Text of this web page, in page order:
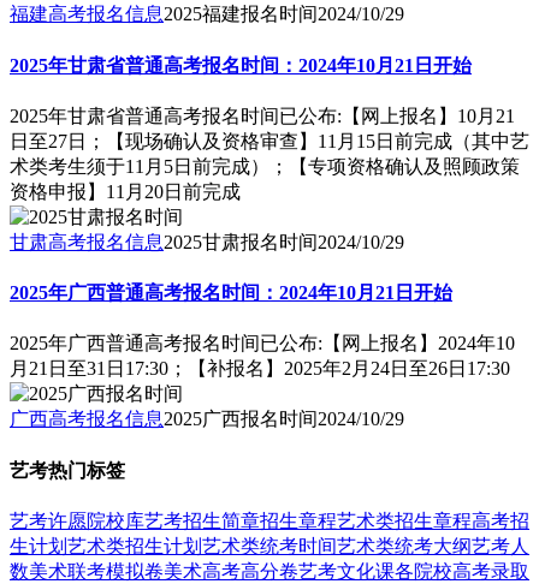
福建高考报名信息2025福建报名时间2024/10/29
2025年甘肃省普通高考报名时间：2024年10月21日开始
2025年甘肃省普通高考报名时间已公布:【网上报名】10月21
日至27日；【现场确认及资格审查】11月15日前完成（其中艺
术类考生须于11月5日前完成）；【专项资格确认及照顾政策
资格申报】11月20日前完成
甘肃高考报名信息2025甘肃报名时间2024/10/29
2025年广西普通高考报名时间：2024年10月21日开始
2025年广西普通高考报名时间已公布:【网上报名】2024年10
月21日至31日17:30；【补报名】2025年2月24日至26日17:30
广西高考报名信息2025广西报名时间2024/10/29
艺考热门标签
艺考许愿院校库艺考招生简章招生章程艺术类招生章程高考招
生计划 艺术类招生计划 艺术类统考时间艺术类统考大纲艺考人
数美术联考模拟卷美术高考高分卷艺考文化课各院校高考录取